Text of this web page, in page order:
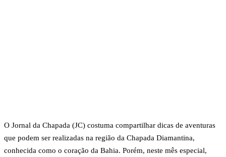
O Jornal da Chapada (JC) costuma compartilhar dicas de aventuras
que podem ser realizadas na região da Chapada Diamantina,
conhecida como o coração da Bahia. Porém, neste mês especial,